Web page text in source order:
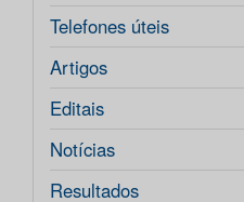
Telefones úteis
Artigos
Editais
Notícias
Resultados